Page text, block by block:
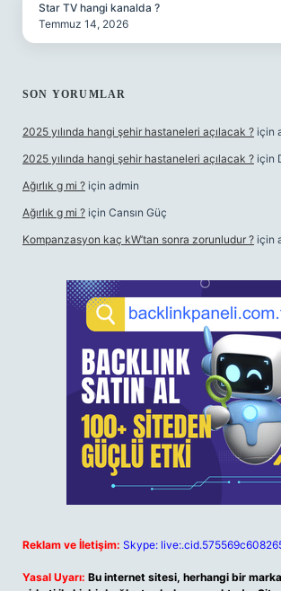
Star TV hangi kanalda ?
Temmuz 14, 2026
SON YORUMLAR
2025 yılında hangi şehir hastaneleri açılacak ? için
2025 yılında hangi şehir hastaneleri açılacak ? için
Ağırlık g mi ? için admin
Ağırlık g mi ? için Cansın Güç
Kompanzasyon kaç kW’tan sonra zorunludur ? için
Reklam ve İletişim: Skype:
Yasal Uyarı: Bu internet sitesi, herhangi bir